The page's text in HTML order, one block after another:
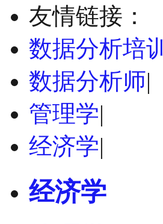
友情链接：
数据分析培训
数据分析师|
管理学|
经济学|
经济学